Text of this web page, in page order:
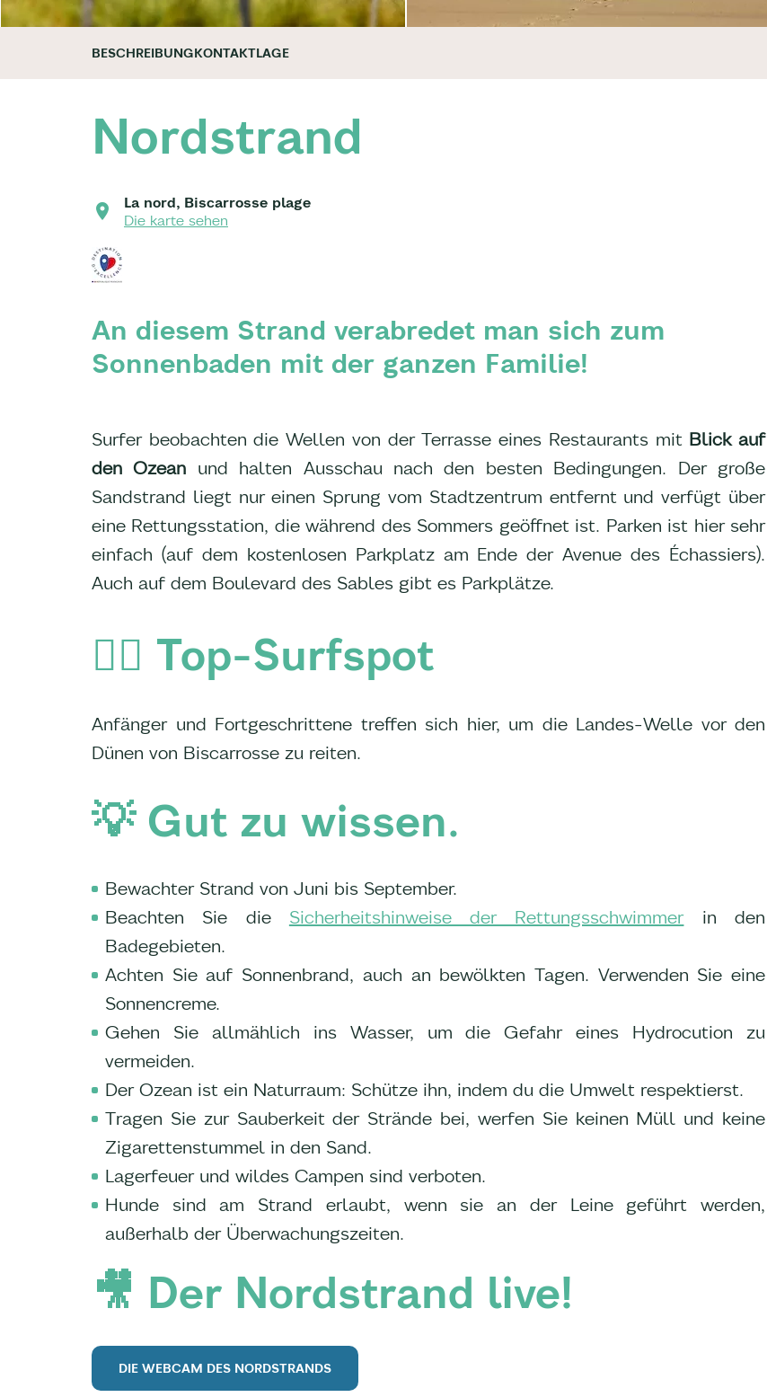
BESCHREIBUNGKONTAKTLAGE
Nordstrand
La nord, Biscarrosse plage
Die karte sehen
An diesem Strand verabredet man sich zum
Sonnenbaden mit der ganzen Familie!
Surfer beobachten die Wellen von der Terrasse eines Restaurants mit Blick auf
den Ozean und halten Ausschau nach den besten Bedingungen. Der große
Sandstrand liegt nur einen Sprung vom Stadtzentrum entfernt und verfügt über
eine Rettungsstation, die während des Sommers geöffnet ist. Parken ist hier sehr
einfach (auf dem kostenlosen Parkplatz am Ende der Avenue des Échassiers).
Auch auf dem Boulevard des Sables gibt es Parkplätze.
🏄‍♀️ Top-Surfspot
Anfänger und Fortgeschrittene treffen sich hier, um die Landes-Welle vor den
Dünen von Biscarrosse zu reiten.
💡 Gut zu wissen.
Bewachter Strand von Juni bis September.
Beachten Sie die Sicherheitshinweise der Rettungsschwimmerin den
Badegebieten.
Achten Sie auf Sonnenbrand, auch an bewölkten Tagen. Verwenden Sie eine
Sonnencreme.
Gehen Sie allmählich ins Wasser, um die Gefahr eines Hydrocution zu
vermeiden.
Der Ozean ist ein Naturraum: Schütze ihn, indem du die Umwelt respektierst.
Tragen Sie zur Sauberkeit der Strände bei, werfen Sie keinen Müll und keine
Zigarettenstummel in den Sand.
Lagerfeuer und wildes Campen sind verboten.
Hunde sind am Strand erlaubt, wenn sie an der Leine geführt werden,
außerhalb der Überwachungszeiten.
🎥 Der Nordstrand live!
DIE WEBCAM DES NORDSTRANDS